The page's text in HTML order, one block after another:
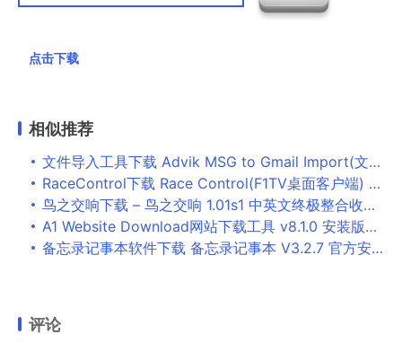
点击下载
相似推荐
文件导入工具下载 Advik MSG to Gmail Import(文件导入工具) V2.3 官方版
RaceControl下载 Race Control(F1TV桌面客户端) v2.3.0 官方安装版
鸟之交响下载 – 鸟之交响 1.01s1 中英文终极整合收藏硬盘版
A1 Website Download网站下载工具 v8.1.0 安装版下载网站而后可离线阅读
备忘录记事本软件下载 备忘录记事本 V3.2.7 官方安装版
评论